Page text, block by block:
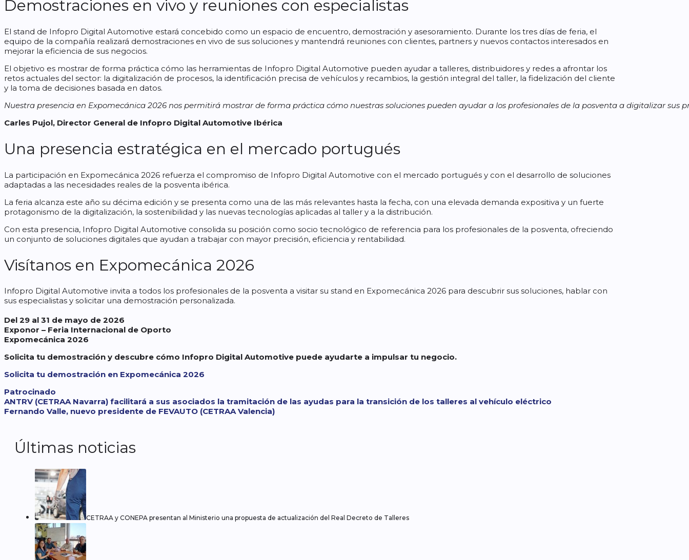
Demostraciones en vivo y reuniones con especialistas
El stand de Infopro Digital Automotive estará concebido como un espacio de encuentro, demostración y asesoramiento. Durante los tres días de feria, el
equipo de la compañía realizará demostraciones en vivo de sus soluciones y mantendrá reuniones con clientes, partners y nuevos contactos interesados en
mejorar la eficiencia de sus negocios.
El objetivo es mostrar de forma práctica cómo las herramientas de Infopro Digital Automotive pueden ayudar a talleres, distribuidores y redes a afrontar los
retos actuales del sector: la digitalización de procesos, la identificación precisa de vehículos y recambios, la gestión integral del taller, la fidelización del cliente
y la toma de decisiones basada en datos.
Nuestra presencia en Expomecánica 2026 nos permitirá mostrar de forma práctica cómo nuestras soluciones pueden ayudar a los profesionales de la posventa a digitalizar
Carles Pujol, Director General de Infopro Digital Automotive Ibérica
Una presencia estratégica en el mercado portugués
La participación en Expomecánica 2026 refuerza el compromiso de Infopro Digital Automotive con el mercado portugués y con el desarrollo de soluciones
adaptadas a las necesidades reales de la posventa ibérica.
La feria alcanza este año su décima edición y se presenta como una de las más relevantes hasta la fecha, con una elevada demanda expositiva y un fuerte
protagonismo de la digitalización, la sostenibilidad y las nuevas tecnologías aplicadas al taller y a la distribución.
Con esta presencia, Infopro Digital Automotive consolida su posición como socio tecnológico de referencia para los profesionales de la posventa, ofreciendo
un conjunto de soluciones digitales que ayudan a trabajar con mayor precisión, eficiencia y rentabilidad.
Visítanos en Expomecánica 2026
Infopro Digital Automotive invita a todos los profesionales de la posventa a visitar su stand en Expomecánica 2026 para descubrir sus soluciones, hablar con
sus especialistas y solicitar una demostración personalizada.
Del 29 al 31 de mayo de 2026
Exponor – Feria Internacional de Oporto
Expomecánica 2026
Solicita tu demostración y descubre cómo Infopro Digital Automotive puede ayudarte a impulsar tu negocio.
Solicita tu demostración en Expomecánica 2026
Categorías
Patrocinado
ANTRV (CETRAA Navarra) facilitará a sus asociados la tramitación de las ayudas para la transición de los talleres al vehículo eléctrico
Fernando Valle, nuevo presidente de FEVAUTO (CETRAA Valencia)
Últimas noticias
CETRAA y CONEPA presentan al Ministerio una propuesta de actualización del Real Decreto de Talleres